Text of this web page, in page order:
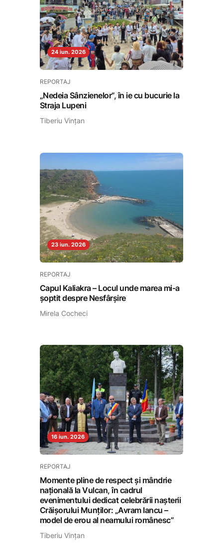
24 iun. 2026
REPORTAJ
„Nedeia Sânzienelor”, în ie cu bucurie la
Straja Lupeni
Tiberiu Vințan
23 iun. 2026
REPORTAJ
Capul Kaliakra – Locul unde marea mi-a
șoptit despre Nesfârșire
Mirela Cocheci
16 iun. 2026
REPORTAJ
Momente pline de respect și mândrie
națională la Vulcan, în cadrul
evenimentului dedicat celebrării nașterii
Crăișorului Munților: „Avram Iancu –
model de erou al neamului românesc”
Tiberiu Vințan